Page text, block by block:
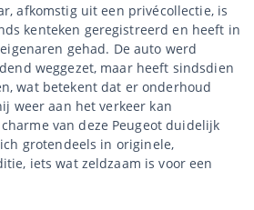
afkomstig uit een privécollectie, is
kenteken geregistreerd en heeft in
gehad. De auto werd
weggezet, maar heeft sindsdien
wat betekent dat er onderhoud
weer aan het verkeer kan
van deze Peugeot duidelijk
grotendeels in originele,
iets wat zeldzaam is voor een